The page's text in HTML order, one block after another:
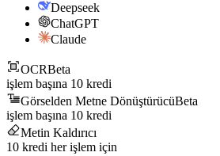
Deepseek
ChatGPT
Claude
OCRBeta
işlem başına 10 kredi
Görselden Metne DönüştürücüBeta
işlem başına 10 kredi
Metin Kaldırıcı
10 kredi her işlem için